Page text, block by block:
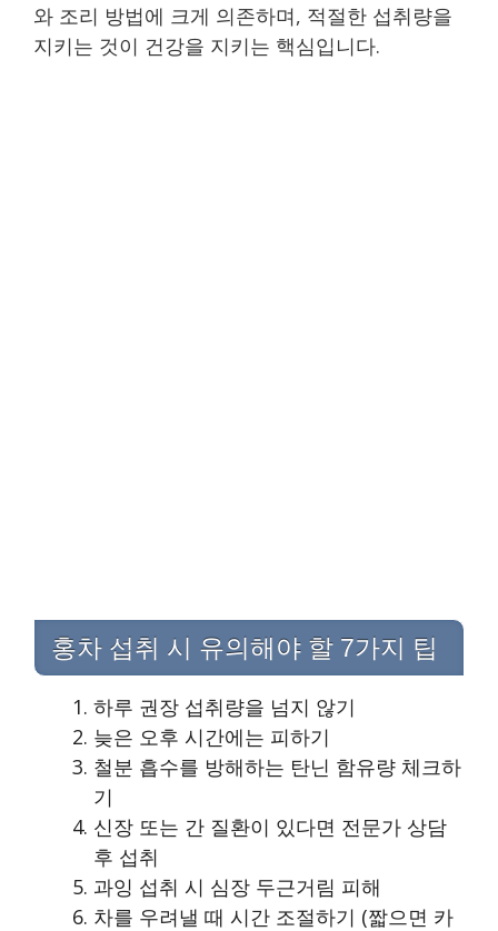
와 조리 방법에 크게 의존하며, 적절한 섭취량을
지키는 것이 건강을 지키는 핵심입니다.
홍차 섭취 시 유의해야 할 7가지 팁
하루 권장 섭취량을 넘지 않기
늦은 오후 시간에는 피하기
철분 흡수를 방해하는 탄닌 함유량 체크하
기
신장 또는 간 질환이 있다면 전문가 상담
후 섭취
과잉 섭취 시 심장 두근거림 피해
차를 우려낼 때 시간 조절하기 (짧으면 카